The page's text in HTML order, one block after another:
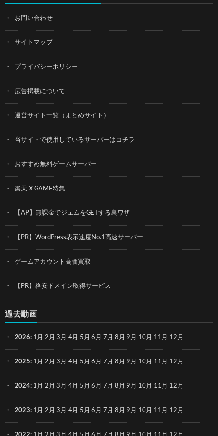
お問い合わせ
サイトマップ
プライバシーポリシー
広告掲載について
運営サイト一覧（まとめサイト）
当サイトで使用しているサーバーはコチラ
おすすめ無料ゲームサーバー
楽天 X GAME特集
【AP】無課金でジェムをGETする裏ワザ
【PR】WordPress表示速度No.1高速サーバー
ゲームアカウント高価買取
【PR】格安ドメイン取得サービス
過去動画
2026: 1月 2月 3月 4月 5月 6月 7月 8月 9月 10月 11月 12月
2025: 1月 2月 3月 4月 5月 6月 7月 8月 9月 10月 11月 12月
2024: 1月 2月 3月 4月 5月 6月 7月 8月 9月 10月 11月 12月
2023: 1月 2月 3月 4月 5月 6月 7月 8月 9月 10月 11月 12月